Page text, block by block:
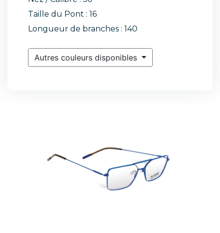
Taille du Pont : 16
Longueur de branches : 140
Autres couleurs disponibles